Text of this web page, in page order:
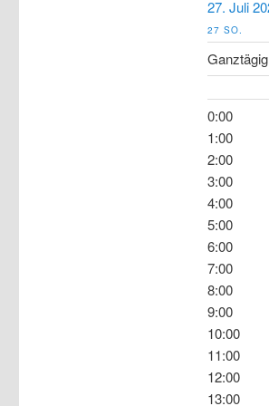
27. Juli
27 SO.
Ganztägig
0:00
1:00
2:00
3:00
4:00
5:00
6:00
7:00
8:00
9:00
10:00
11:00
12:00
13:00